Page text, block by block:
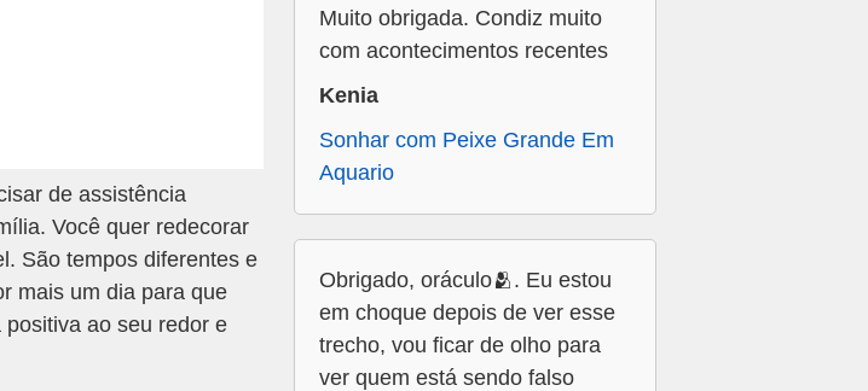
de assistência
Você quer redecorar
São tempos diferentes e
mais um dia para que
ao seu redor e
Muito obrigada. Condiz muito
com acontecimentos recentes
Kenia
Sonhar com Peixe Grande Em
Aquario
Obrigado, oráculo🫂. Eu estou
em choque depois de ver esse
trecho, vou ficar de olho para
ver quem está sendo falso